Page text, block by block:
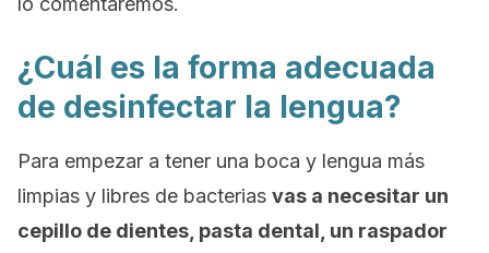
¿Cuál es la forma adecuada
de desinfectar la lengua?
Para empezar a tener una boca y lengua más
limpias y libres de bacterias vas a necesitar un
cepillo de dientes, pasta dental, un raspador